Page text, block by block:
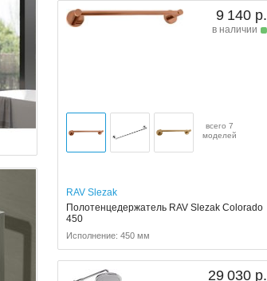
9 140 р.
в наличии
всего 7
моделей
RAV Slezak
Полотенцедержатель RAV Slezak Colorado
450
Исполнение: 450 мм
29 030 р.